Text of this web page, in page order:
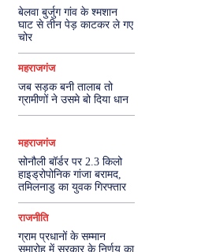
बेलवा बुर्जुग गांव के श्मशान
घाट से तीन पेड़ काटकर ले गए
चोर
महराजगंज
जब सड़क बनी तालाब तो
ग्रामीणों ने उसमे बो दिया धान
महराजगंज
सोनौली बॉर्डर पर 2.3 किलो
हाइड्रोपोनिक गांजा बरामद,
तमिलनाडु का युवक गिरफ्तार
राजनीति
ग्राम प्रधानों के सम्मान
समारोह में सरकार के निर्णय का